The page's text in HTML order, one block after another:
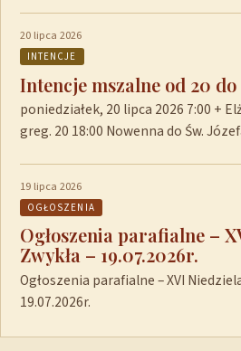
20 lipca 2026
INTENCJE
Intencje mszalne od 20
poniedziałek, 20 lipca 2026 7:00 +
greg. 20 18:00 Nowenna do Św.
19 lipca 2026
OGŁOSZENIA
Ogłoszenia parafialne –
Zwykła – 19.07.2026r.
Ogłoszenia parafialne – XVI
19.07.2026r.